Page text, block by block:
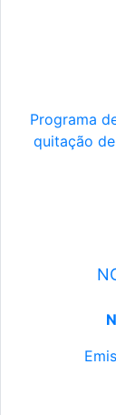
Programa
quitação